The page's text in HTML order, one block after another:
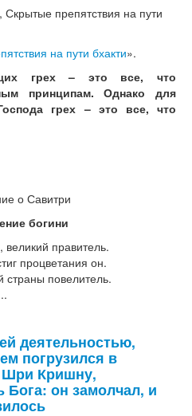
на пути бхакти».
грех – это все, что
принципам. Однако для
грех – это все, что
богини
правитель.
процветания он.
страны повелитель.
деятельностью,
погрузился в
Шри Кришну,
он замолчал, и